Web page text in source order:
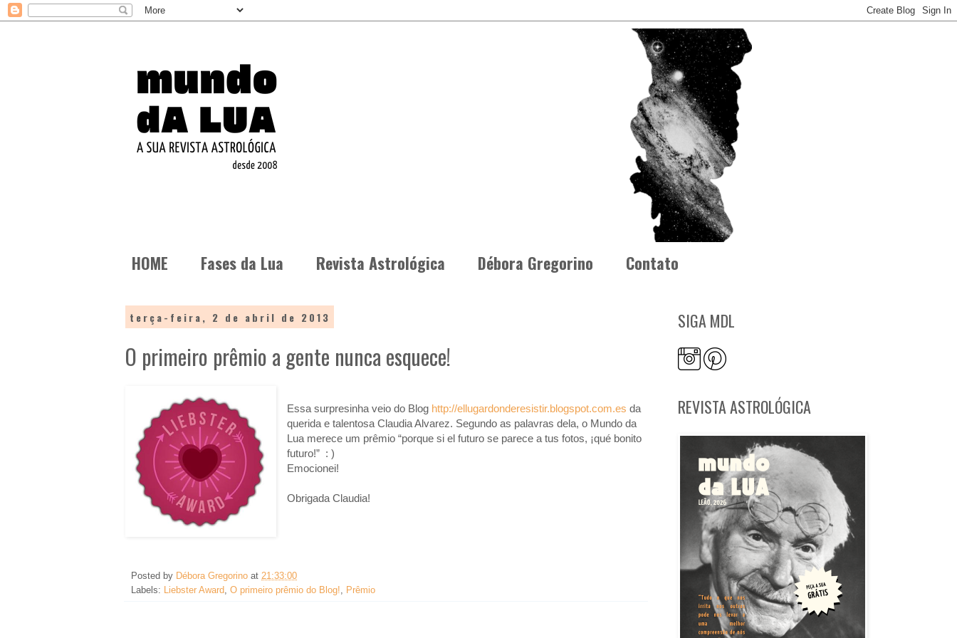
HOME Fases da Lua Revista Astrológica Débora Gregorino Contato
terça-feira, 2 de abril de 2013
O primeiro prêmio a gente nunca esquece!
Essa surpresinha veio do Blog http://ellugardonderesistir.blogspot.com.es da
querida e talentosa Claudia Alvarez. Segundo as palavras dela, o Mundo da
Lua merece um prêmio “porque si el futuro se parece a tus fotos, ¡qué bonito
futuro!” : )
Emocionei!
Obrigada Claudia!
Posted by Débora Gregorino at 21:33:00
Labels: Liebster Award, O primeiro prêmio do Blog!, Prêmio
SIGA MDL
REVISTA ASTROLÓGICA